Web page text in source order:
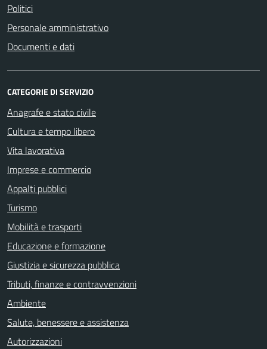
Politici
Personale amministrativo
Documenti e dati
CATEGORIE DI SERVIZIO
Anagrafe e stato civile
Cultura e tempo libero
Vita lavorativa
Imprese e commercio
Appalti pubblici
Turismo
Mobilità e trasporti
Educazione e formazione
Giustizia e sicurezza pubblica
Tributi, finanze e contravvenzioni
Ambiente
Salute, benessere e assistenza
Autorizzazioni